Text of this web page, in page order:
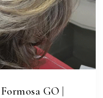
GO |